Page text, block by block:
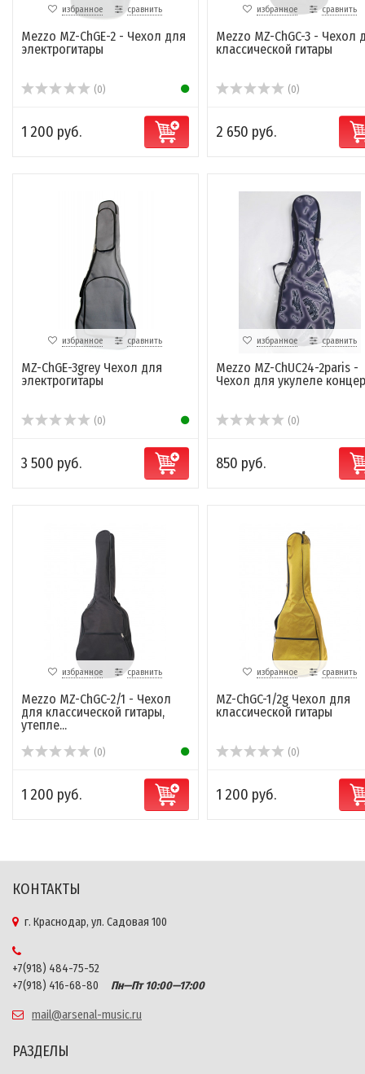
избранное сравнить
Mezzo MZ-ChGE-2 - Чехол для
электрогитары
(0)
1 200 руб.
избранное сравнить
Mezzo MZ-ChGC-3 - Чехол
классической гитары
(0)
2 650 руб.
избранное сравнить
MZ-ChGE-3grey Чехол для
электрогитары
(0)
3 500 руб.
избранное сравнить
Mezzo MZ-ChUC24-2paris -
Чехол для укулеле
(0)
850 руб.
избранное сравнить
Mezzo MZ-ChGC-2/1 - Чехол
для классической гитары,
утепле...
(0)
1 200 руб.
избранное сравнить
MZ-ChGC-1/2g Чехол для
классической гитары
(0)
1 200 руб.
КОНТАКТЫ
г. Краснодар, ул. Садовая 100
+7(918) 484-75-52
+7(918) 416-68-80
Пн—Пт 10:00—17:00
mail@arsenal-music.ru
РАЗДЕЛЫ